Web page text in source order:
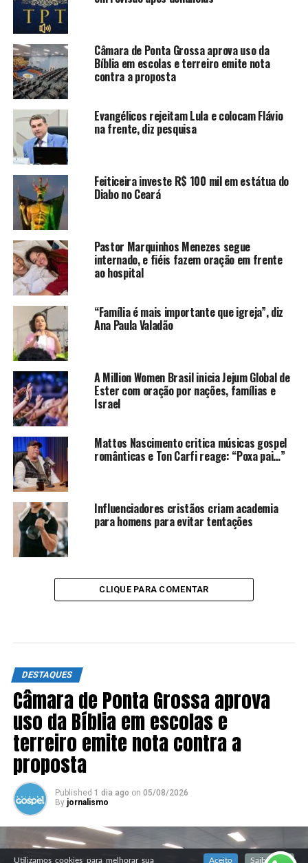
SIGA NOSSAS REDES SOCIAIS
Câmara de Ponta Grossa aprova uso da
Bíblia em escolas e terreiro emite nota
contra a proposta
Evangélicos rejeitam Lula e colocam Flávio
na frente, diz pesquisa
Feiticeira investe R$ 100 mil em estátua do
Diabo no Ceará
Pastor Marquinhos Menezes segue
internado, e fiéis fazem oração em frente
ao hospital
“Família é mais importante que igreja”, diz
Ana Paula Valadão
A Million Women Brasil inicia Jejum Global de
Ester com oração por nações, famílias e
Israel
Mattos Nascimento critica músicas gospel
românticas e Ton Carfi reage: “Poxa pai…”
Influenciadores cristãos criam academia
para homens para evitar tentações
CLIQUE PARA COMENTAR
DESTAQUES
Câmara de Ponta Grossa aprova
uso da Bíblia em escolas e
terreiro emite nota contra a
proposta
Published 1 dia ago on 05/08/2026
By jornalismo
Utilizamos cookies para melhorar sua Aceito Saiba mais